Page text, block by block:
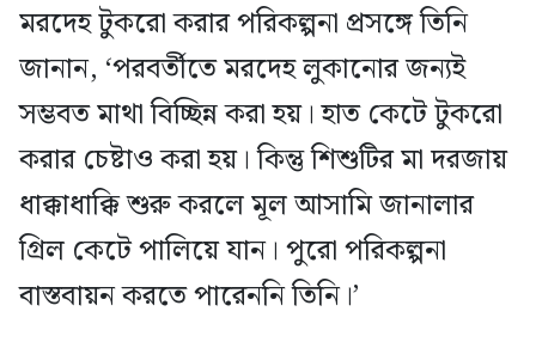
মরদেহ টুকরো করার পরিকল্পনা প্রসঙ্গে তিনি
জানান, ‘পরবর্তীতে মরদেহ লুকানোর জন্যই
সম্ভবত মাথা বিচ্ছিন্ন করা হয়। হাত কেটে টুকরো
করার চেষ্টাও করা হয়। কিন্তু শিশুটির মা দরজায়
ধাক্কাধাক্কি শুরু করলে মূল আসামি জানালার
গ্রিল কেটে পালিয়ে যান। পুরো পরিকল্পনা
বাস্তবায়ন করতে পারেননি তিনি।’